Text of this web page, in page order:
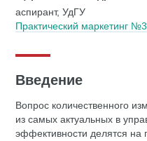
аспирант, УдГУ
Практический маркетинг
Введение
Вопрос количественного
из самых актуальных в
эффективности делятся на